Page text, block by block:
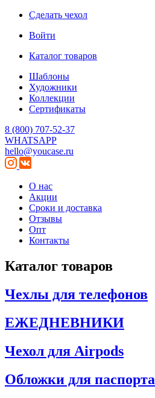
Сделать чехол
Войти
Каталог товаров
Шаблоны
Художники
Коллекции
Сертификаты
8 (800) 707-52-37
WHATSAPP
hello@youcase.ru
О нас
Акции
Сроки и доставка
Отзывы
Опт
Контакты
Каталог товаров
Чехлы для телефонов
ЕЖЕДНЕВНИКИ
Чехол для Airpods
Обложки для паспорта